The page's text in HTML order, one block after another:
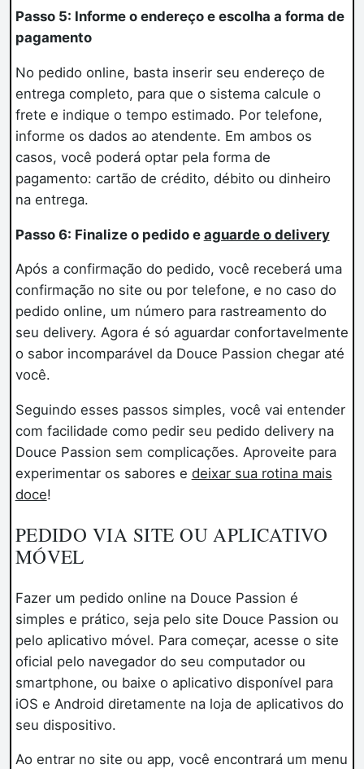
Passo 5: Informe o endereço e escolha a forma de
pagamento
No pedido online, basta inserir seu endereço de
entrega completo, para que o sistema calcule o
frete e indique o tempo estimado. Por telefone,
informe os dados ao atendente. Em ambos os
casos, você poderá optar pela forma de
pagamento: cartão de crédito, débito ou dinheiro
na entrega.
Passo 6: Finalize o pedido e aguarde o delivery
Após a confirmação do pedido, você receberá uma
confirmação no site ou por telefone, e no caso do
pedido online, um número para rastreamento do
seu delivery. Agora é só aguardar confortavelmente
o sabor incomparável da Douce Passion chegar até
você.
Seguindo esses passos simples, você vai entender
com facilidade como pedir seu pedido delivery na
Douce Passion sem complicações. Aproveite para
experimentar os sabores e deixar sua rotina mais
doce!
PEDIDO VIA SITE OU APLICATIVO
MÓVEL
Fazer um pedido online na Douce Passion é
simples e prático, seja pelo site Douce Passion ou
pelo aplicativo móvel. Para começar, acesse o site
oficial pelo navegador do seu computador ou
smartphone, ou baixe o aplicativo disponível para
iOS e Android diretamente na loja de aplicativos do
seu dispositivo.
Ao entrar no site ou app, você encontrará um menu